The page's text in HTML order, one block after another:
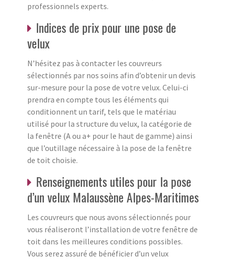
professionnels experts.
Indices de prix pour une pose de
velux
N’hésitez pas à contacter les couvreurs
sélectionnés par nos soins afin d’obtenir un devis
sur-mesure pour la pose de votre velux. Celui-ci
prendra en compte tous les éléments qui
conditionnent un tarif, tels que le matériau
utilisé pour la structure du velux, la catégorie de
la fenêtre (A ou a+ pour le haut de gamme) ainsi
que l’outillage nécessaire à la pose de la fenêtre
de toit choisie.
Renseignements utiles pour la pose
d’un velux Malaussène Alpes-Maritimes
Les couvreurs que nous avons sélectionnés pour
vous réaliseront l’installation de votre fenêtre de
toit dans les meilleures conditions possibles.
Vous serez assuré de bénéficier d’un velux